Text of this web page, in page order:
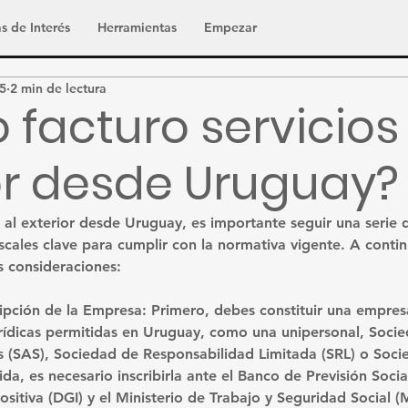
de Interés Herramientas Empezar
facturo
desde Uruguay?
2 min de lectura
al exterior desde Uruguay, es importante seguir una serie
clave para cumplir con la normativa vigente. A
consideraciones:
de la Empresa: Primero, debes constituir una
permitidas en Uruguay, como una unipersonal,
(SAS), Sociedad de Responsabilidad Limitada (SRL) o
es necesario inscribirla ante el Banco de Previsión
(DGI) y el Ministerio de Trabajo y Seguridad Social